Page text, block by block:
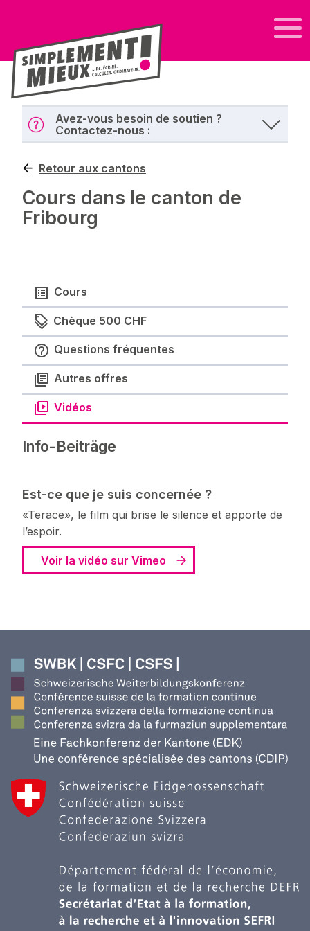
Avez-vous besoin de soutien ?
Contactez-nous :
Retour aux cantons
Cours dans le canton de
Fribourg
Cours
Chèque 500 CHF
Questions fréquentes
Autres offres
Vidéos
Info-Beiträge
Est-ce que je suis concernée ?
«Terace», le film qui brise le silence et apporte de
l’espoir.
Voir la vidéo sur Vimeo